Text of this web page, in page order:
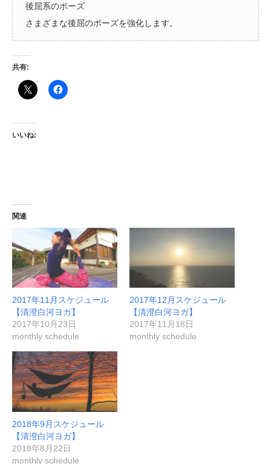
後屈系のポーズ
さまざまな後屈のポーズを強化します。
共有:
いいね:
関連
2017年11月スケジュール
【清澄白河ヨガ】
2017年10月23日
monthly schedule
2017年12月スケジュール
【清澄白河ヨガ】
2017年11月18日
monthly schedule
2018年9月スケジュール
【清澄白河ヨガ】
2018年8月22日
monthly schedule